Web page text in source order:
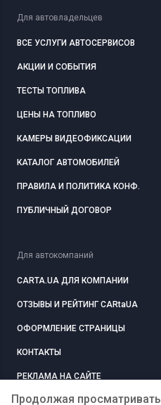
Продолжая просматривать
Для автовладельцев
ВСЕ УСЛУГИ АВТОСЕРВИСОВ
АКЦИИ И СОБЫТИЯ
ТЕСТЫ ТОПЛИВА
ЦЕНЫ НА ТОПЛИВО
КАМЕРЫ ВИДЕОФИКСАЦИИ
КАТАЛОГ АВТОМОБИЛЕЙ
ПРАВИЛА И ПОЛИТИКА КОНФ.
ПУБЛИЧНЫЙ ДОГОВОР
Для автокомпаний
CARTA.UA ДЛЯ КОМПАНИИ
ОТЗЫВЫ И РЕЙТИНГ CARtaUA
ОФОРМЛЕНИЕ СТРАНИЦЫ
КОНТАКТЫ
РЕКЛАМА НА САЙТЕ